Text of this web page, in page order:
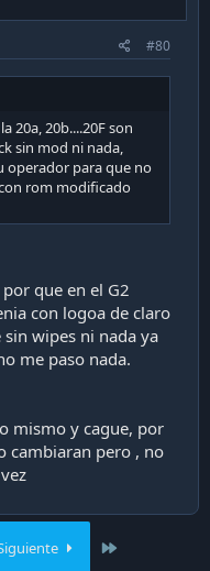
#80
20a, 20b....20F son
sin mod ni nada,
operador para que no
rom modificado
que en el G2
con logoa de claro
wipes ni nada ya
me paso nada.
mismo y cague, por
cambiaran pero , no